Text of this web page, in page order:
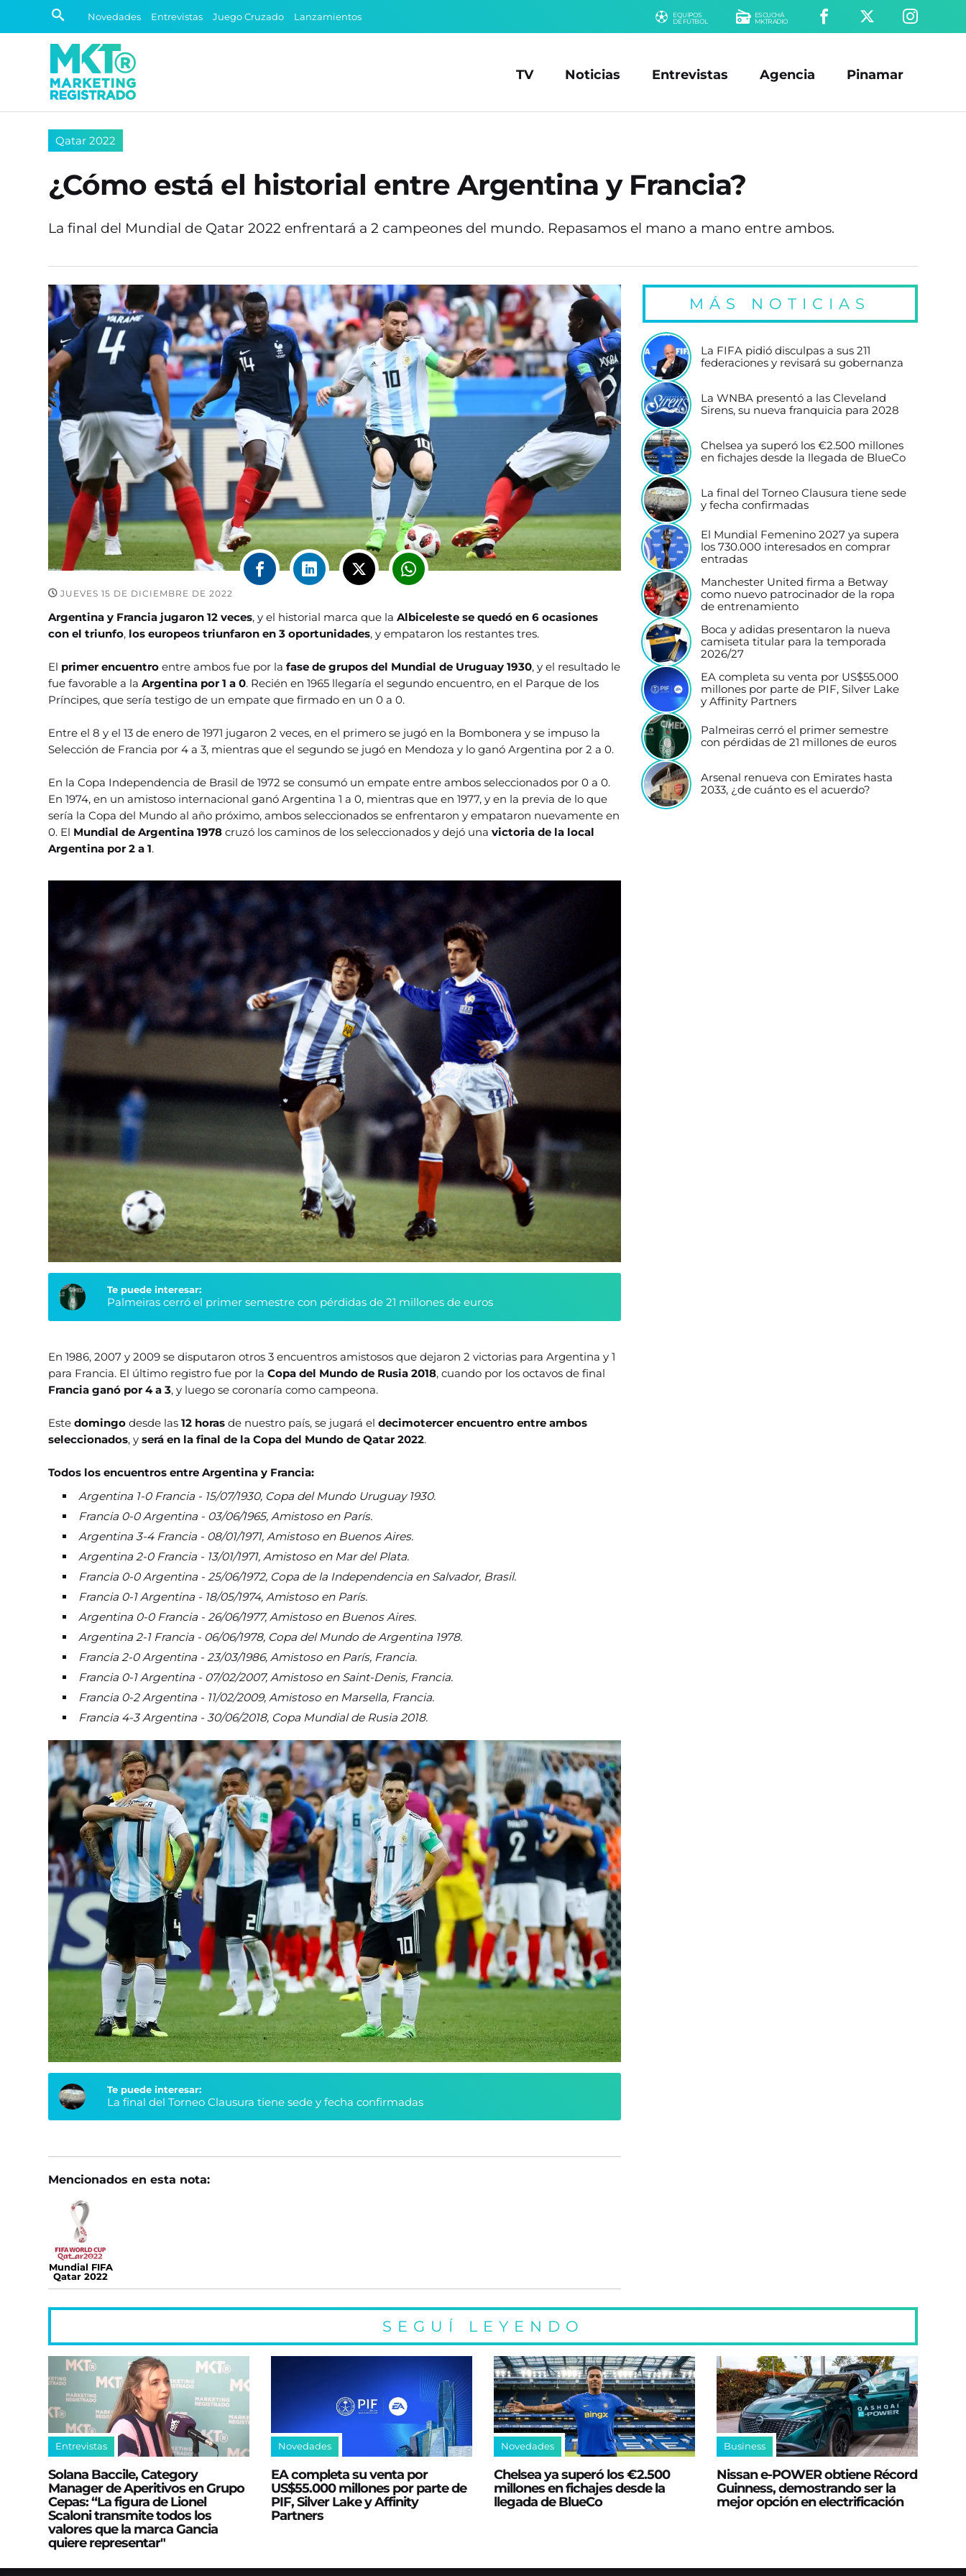
Novedades Entrevistas Juego Cruzado Lanzamientos
EQUIPOS
DE FÚTBOL
ESCUCHÁ
MKTRADIO
TV Noticias Entrevistas Agencia Pinamar
Qatar 2022
¿Cómo está el historial entre Argentina y Francia?
La final del Mundial de Qatar 2022 enfrentará a 2 campeones del mundo. Repasamos el mano a mano entre ambos.
JUEVES 15 DE DICIEMBRE DE 2022
Argentina y Francia jugaron 12 veces, y el historial marca que laAlbiceleste se quedó en 6 ocasiones
con el triunfo, los europeos triunfaron en 3 oportunidades, y empataron los restantes tres.
El primer encuentro entre ambos fue por lafase de grupos del Mundial de Uruguay 1930, y el resultado le
fue favorable a la Argentina por 1 a 0. Recién en 1965 llegaría el segundo encuentro, en el Parque de los
Príncipes, que sería testigo de un empate que firmado en un 0 a 0.
Entre el 8 y el 13 de enero de 1971 jugaron 2 veces, en el primero se jugó en la Bombonera y se impuso la
Selección de Francia por 4 a 3, mientras que el segundo se jugó en Mendoza y lo ganó Argentina por 2 a 0.
En la Copa Independencia de Brasil de 1972 se consumó un empate entre ambos seleccionados por 0 a 0.
En 1974, en un amistoso internacional ganó Argentina 1 a 0, mientras que en 1977, y en la previa de lo que
sería la Copa del Mundo al año próximo, ambos seleccionados se enfrentaron y empataron nuevamente en
0. El Mundial de Argentina 1978 cruzó los caminos de los seleccionados y dejó una victoria de la local
Argentina por 2 a 1.
Te puede interesar:
Palmeiras cerró el primer semestre con pérdidas de 21 millones de euros
En 1986, 2007 y 2009 se disputaron otros 3 encuentros amistosos que dejaron 2 victorias para Argentina y 1
para Francia. El último registro fue por la Copa del Mundo de Rusia 2018, cuando por los octavos de final
Francia ganó por 4 a 3, y luego se coronaría como campeona.
Estedomingodesde las12 horas de nuestro país, se jugará eldecimotercer encuentro entre ambos
seleccionados, yserá en la final de la Copa del Mundo de Qatar 2022.
Todos los encuentros entre Argentina y Francia:
Argentina 1-0 Francia - 15/07/1930, Copa del Mundo Uruguay 1930.
Francia 0-0 Argentina - 03/06/1965, Amistoso en París.
Argentina 3-4 Francia - 08/01/1971, Amistoso en Buenos Aires.
Argentina 2-0 Francia - 13/01/1971, Amistoso en Mar del Plata.
Francia 0-0 Argentina - 25/06/1972, Copa de la Independencia en Salvador, Brasil.
Francia 0-1 Argentina - 18/05/1974, Amistoso en París.
Argentina 0-0 Francia - 26/06/1977, Amistoso en Buenos Aires.
Argentina 2-1 Francia - 06/06/1978, Copa del Mundo de Argentina 1978.
Francia 2-0 Argentina - 23/03/1986, Amistoso en París, Francia.
Francia 0-1 Argentina - 07/02/2007, Amistoso en Saint-Denis, Francia.
Francia 0-2 Argentina - 11/02/2009, Amistoso en Marsella, Francia.
Francia 4-3 Argentina - 30/06/2018, Copa Mundial de Rusia 2018.
Te puede interesar:
La final del Torneo Clausura tiene sede y fecha confirmadas
Mencionados en esta nota:
Mundial FIFA
Qatar 2022
MÁS NOTICIAS
La FIFA pidió disculpas a sus 211
federaciones y revisará su gobernanza
La WNBA presentó a las Cleveland
Sirens, su nueva franquicia para 2028
Chelsea ya superó los €2.500 millones
en fichajes desde la llegada de BlueCo
La final del Torneo Clausura tiene sede
y fecha confirmadas
El Mundial Femenino 2027 ya supera
los 730.000 interesados en comprar
entradas
Manchester United firma a Betway
como nuevo patrocinador de la ropa
de entrenamiento
Boca y adidas presentaron la nueva
camiseta titular para la temporada
2026/27
EA completa su venta por US$55.000
millones por parte de PIF, Silver Lake
y Affinity Partners
Palmeiras cerró el primer semestre
con pérdidas de 21 millones de euros
Arsenal renueva con Emirates hasta
2033, ¿de cuánto es el acuerdo?
SEGUÍ LEYENDO
Entrevistas
Solana Baccile, Category
Manager de Aperitivos en Grupo
Cepas: “La figura de Lionel
Scaloni transmite todos los
valores que la marca Gancia
quiere representar"
Novedades
EA completa su venta por
US$55.000 millones por parte de
PIF, Silver Lake y Affinity
Partners
Novedades
Chelsea ya superó los €2.500
millones en fichajes desde la
llegada de BlueCo
Business
Nissan e‑POWER obtiene Récord
Guinness, demostrando ser la
mejor opción en electrificación